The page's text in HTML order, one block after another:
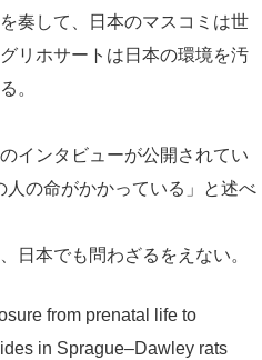
奏して、日本のマスコミは世
リホサートは日本の環境を汚
。
インタビューが公開されてい
人の命がかかっている」と述べ
日本でも問わざるをえない。
from prenatal life to
in Sprague–Dawley rats